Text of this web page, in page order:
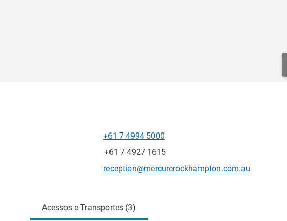
Telefone
+61 7 4994 5000
Fax
+61 7 4927 1615
E-mail de contacto
reception@mercurerockhampton.com.au
Acessos e Transportes (3)